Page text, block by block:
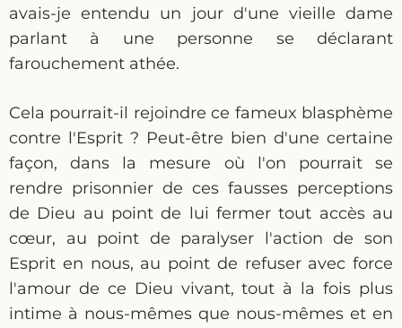
avais-je entendu un jour d'une vieille dame
parlant à une personne se déclarant
farouchement athée.
Cela pourrait-il rejoindre ce fameux blasphème
contre l'Esprit ? Peut-être bien d'une certaine
façon, dans la mesure où l'on pourrait se
rendre prisonnier de ces fausses perceptions
de Dieu au point de lui fermer tout accès au
cœur, au point de paralyser l'action de son
Esprit en nous, au point de refuser avec force
l'amour de ce Dieu vivant, tout à la fois plus
intime à nous-mêmes que nous-mêmes et en